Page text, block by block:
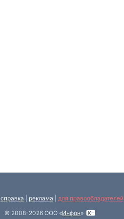
справка реклама для правообладателей
© 2008-2026 ООО «Инфон»